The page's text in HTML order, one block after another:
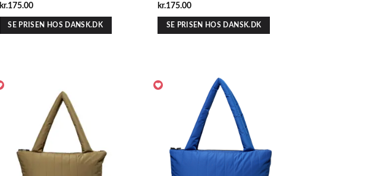
kr.175.00
SE PRISEN HOS DANSK.DK
kr.175.00
SE PRISEN HOS DANSK.DK